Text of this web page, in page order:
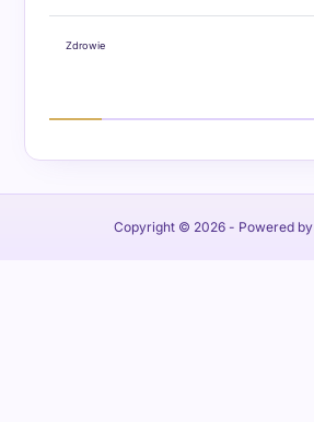
Zdrowie
Copyright © 2026 - Powered by